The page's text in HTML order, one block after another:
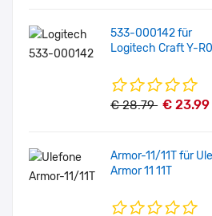
533-000142 für
Logitech Craft Y-
€ 28.79 € 23.99
Armor-11/11T für
Armor 11 11T